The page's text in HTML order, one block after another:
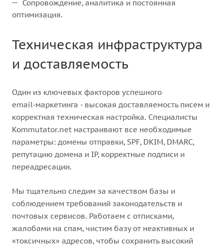
Сопровождение, аналитика и постоянная
оптимизация.
Техническая инфраструктура
и доставляемость
Один из ключевых факторов успешного
email‑маркетинга - высокая доставляемость писем и
корректная техническая настройка. Специалисты
Kommutator.net настраивают все необходимые
параметры: домены отправки, SPF, DKIM, DMARC,
репутацию домена и IP, корректные подписи и
переадресации.
Мы тщательно следим за качеством базы и
соблюдением требований законодательств и
почтовых сервисов. Работаем с отписками,
жалобами на спам, чистим базу от неактивных и
«токсичных» адресов, чтобы сохранить высокий